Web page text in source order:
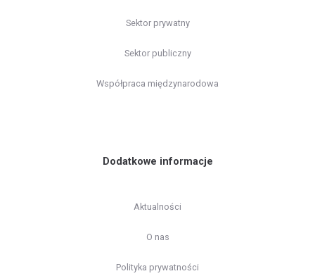
Sektor prywatny
Sektor publiczny
Współpraca międzynarodowa
Dodatkowe informacje
Aktualności
O nas
Polityka prywatności